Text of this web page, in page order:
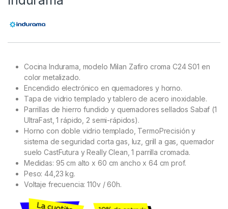
Cocina Indurama, modelo Milan Zafiro croma C24 S01 en
color metalizado.
Encendido electrónico en quemadores y horno.
Tapa de vidrio templado y tablero de acero inoxidable.
Parrillas de hierro fundido y quemadores sellados Sabaf (1
UltraFast, 1 rápido, 2 semi-rápidos).
Horno con doble vidrio templado, TermoPrecisión y
sistema de seguridad corta gas, luz, grill a gas, quemador
suelo CastFutura y Really Clean, 1 parrilla cromada.
Medidas: 95 cm alto x 60 cm ancho x 64 cm prof.
Peso: 44,23 kg.
Voltaje frecuencia: 110v / 60h.